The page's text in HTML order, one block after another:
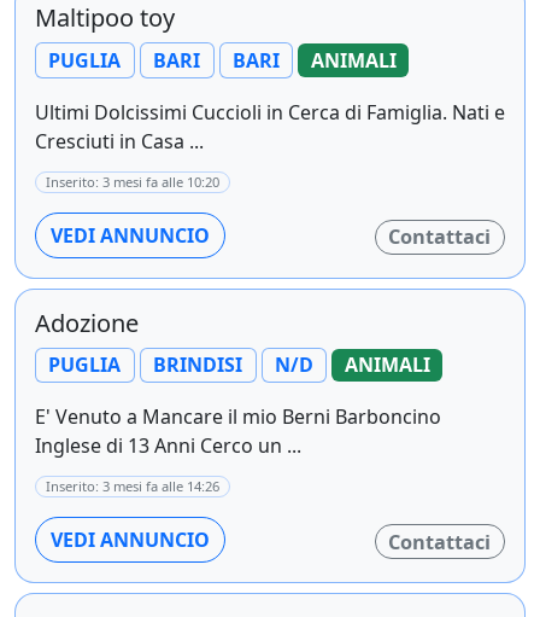
Maltipoo toy
PUGLIA BARI BARI
ANIMALI
Ultimi Dolcissimi Cuccioli in Cerca di Famiglia. Nati e
Cresciuti in Casa ...
Inserito: 3 mesi fa alle 10:20
VEDI ANNUNCIO Contattaci
Adozione
PUGLIA BRINDISI N/D
ANIMALI
E' Venuto a Mancare il mio Berni Barboncino
Inglese di 13 Anni Cerco un ...
Inserito: 3 mesi fa alle 14:26
VEDI ANNUNCIO Contattaci